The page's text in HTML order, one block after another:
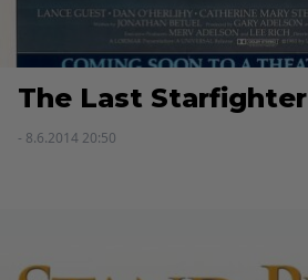
The Last Starfighter
- 8.6.2014 20:50